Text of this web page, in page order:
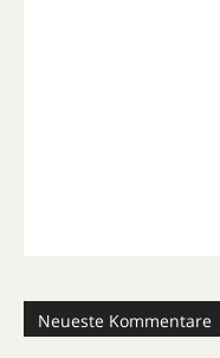
Neueste Kommentare